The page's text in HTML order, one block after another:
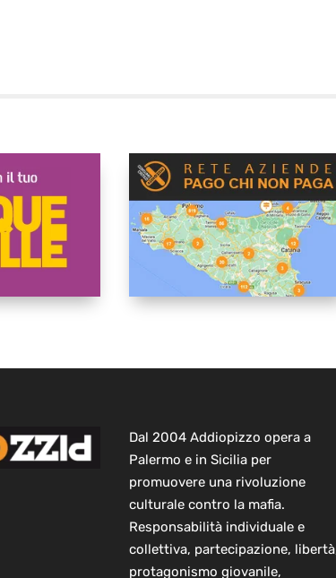
Dal 2004 Addiopizzo opera a
Palermo e in Sicilia per
promuovere una rivoluzione
culturale contro la mafia.
Responsabilità individuale e
collettiva, partecipazione,
protagonismo giovanile,